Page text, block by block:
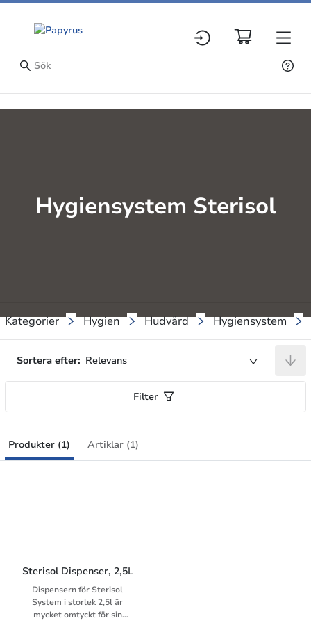
Hygiensystem Sterisol
Kategorier Hygien Hudvård Hygiensystem
Sortera efter: Relevans
Filter
Produkter (1) Artiklar (1)
Sterisol Dispenser, 2,5L
Dispensern för Sterisol
System i storlek 2,5l är
mycket omtyckt för sin